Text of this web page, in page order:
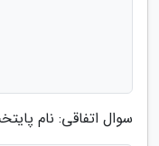
سوال اتفاقی: نام